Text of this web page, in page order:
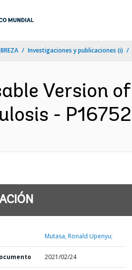
Investigaciones y publicaciones (i)
Version
-
Mutasa, Ronald Upenyu;
2021/02/24